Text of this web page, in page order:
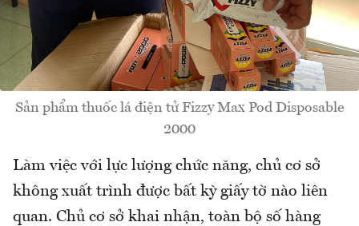
Sản phẩm thuốc lá điện tử Fizzy Max Pod Disposable
2000
Làm việc với lực lượng chức năng, chủ cơ sở
không xuất trình được bất kỳ giấy tờ nào liên
quan. Chủ cơ sở khai nhận, toàn bộ số hàng